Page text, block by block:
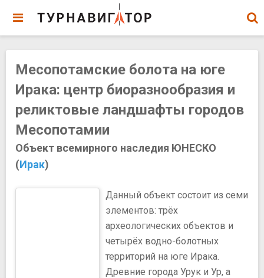
Месопотамские болота на юге
Ирака: центр биоразнообразия и
реликтовые ландшафты городов
Месопотамии
Объект всемирного наследия ЮНЕСКО
(Ирак)
Данный объект состоит из семи
элементов: трёх
археологических объектов и
четырёх водно-болотных
территорий на юге Ирака.
Древние города Урук и Ур, а